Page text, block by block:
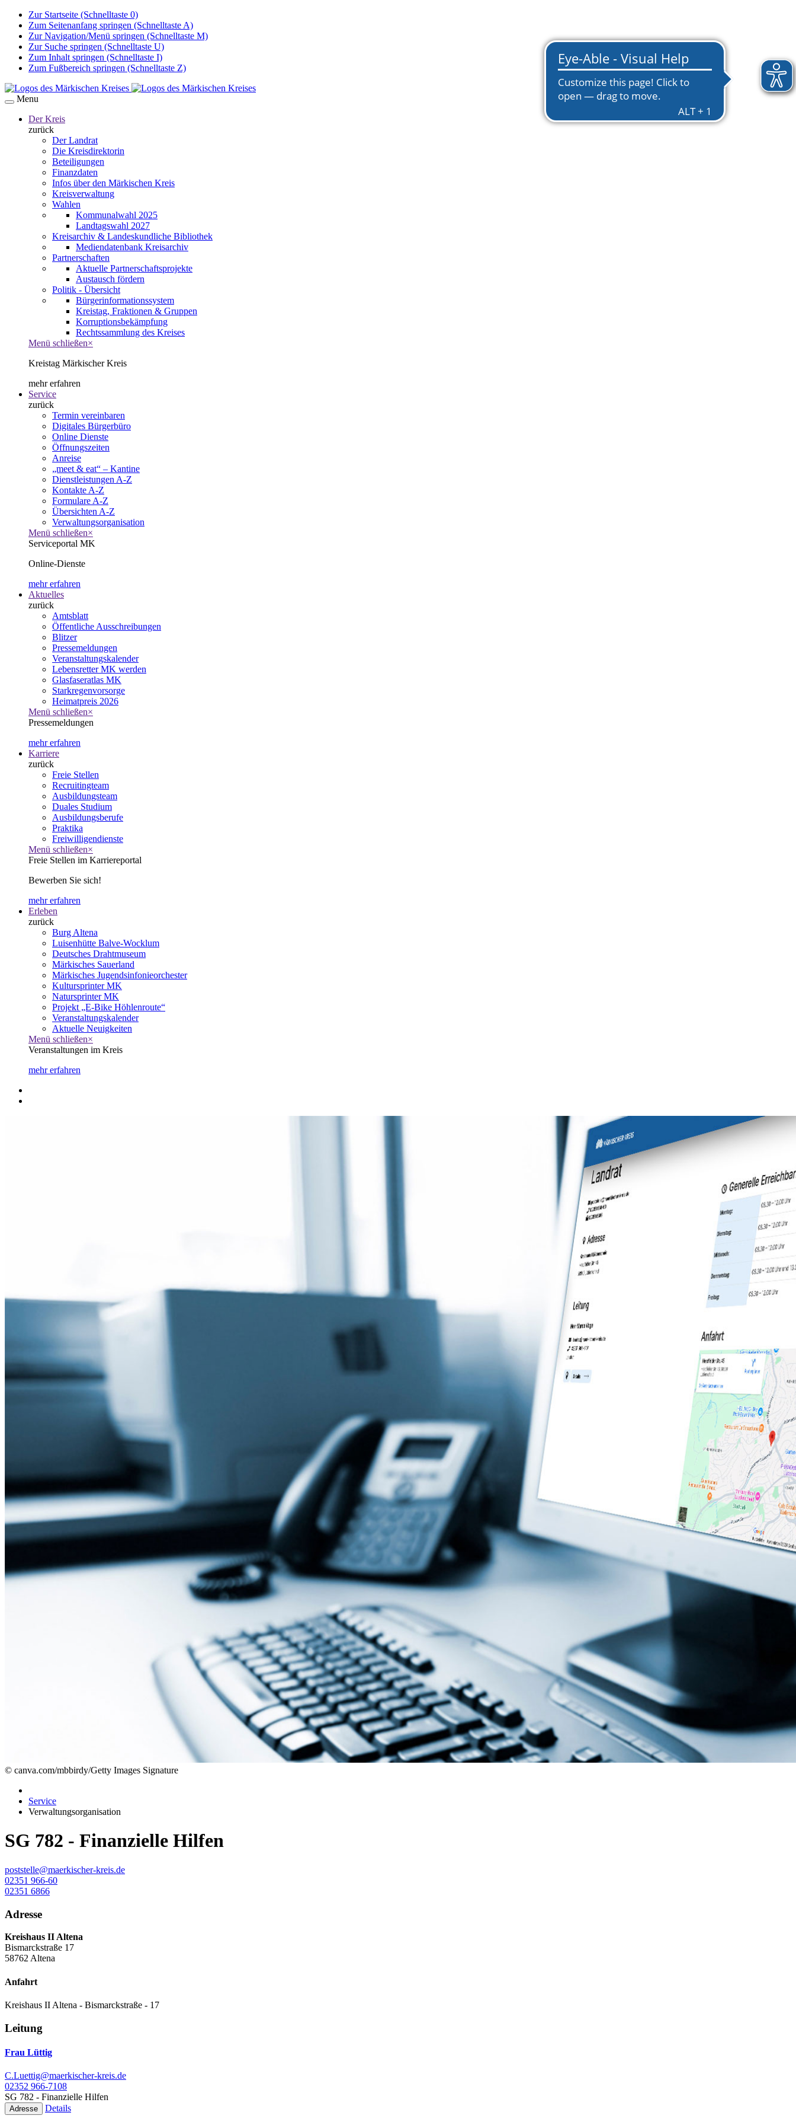
Zur Startseite (Schnelltaste 0)
Zum Seitenanfang springen (Schnelltaste A)
Zur Navigation/Menü springen (Schnelltaste M)
Zur Suche springen (Schnelltaste U)
Zum Inhalt springen (Schnelltaste I)
Zum Fußbereich springen (Schnelltaste Z)
Menu
Der Kreis
zurück
Der Landrat
Die Kreisdirektorin
Beteiligungen
Finanzdaten
Infos über den Märkischen Kreis
Kreisverwaltung
Wahlen
Kommunalwahl 2025
Landtagswahl 2027
Kreisarchiv & Landeskundliche Bibliothek
Mediendatenbank Kreisarchiv
Partnerschaften
Aktuelle Partnerschaftsprojekte
Austausch fördern
Politik - Übersicht
Bürgerinformationssystem
Kreistag, Fraktionen & Gruppen
Korruptionsbekämpfung
Rechtssammlung des Kreises
Menü schließen×
Kreistag Märkischer Kreis
mehr erfahren
Service
zurück
Termin vereinbaren
Digitales Bürgerbüro
Online Dienste
Öffnungszeiten
Anreise
„meet & eat“ – Kantine
Dienstleistungen A-Z
Kontakte A-Z
Formulare A-Z
Übersichten A-Z
Verwaltungsorganisation
Menü schließen×
Serviceportal MK
Online-Dienste
mehr erfahren
Aktuelles
zurück
Amtsblatt
Öffentliche Ausschreibungen
Blitzer
Pressemeldungen
Veranstaltungskalender
Lebensretter MK werden
Glasfaseratlas MK
Starkregenvorsorge
Heimatpreis 2026
Menü schließen×
Pressemeldungen
mehr erfahren
Karriere
zurück
Freie Stellen
Recruitingteam
Ausbildungsteam
Duales Studium
Ausbildungsberufe
Praktika
Freiwilligendienste
Menü schließen×
Freie Stellen im Karriereportal
Bewerben Sie sich!
mehr erfahren
Erleben
zurück
Burg Altena
Luisenhütte Balve-Wocklum
Deutsches Drahtmuseum
Märkisches Sauerland
Märkisches Jugendsinfonieorchester
Kultursprinter MK
Natursprinter MK
Projekt „E-Bike Höhlenroute“
Veranstaltungskalender
Aktuelle Neuigkeiten
Menü schließen×
Veranstaltungen im Kreis
mehr erfahren
© canva.com/mbbirdy/Getty Images Signature
Service
Verwaltungsorganisation
SG 782 - Finanzielle Hilfen
poststelle@maerkischer-kreis.de
02351 966-60
02351 6866
Adresse
Kreishaus II Altena
Bismarckstraße 17
58762 Altena
Anfahrt
Kreishaus II Altena - Bismarckstraße - 17
Leitung
Frau Lüttig
C.Luettig@maerkischer-kreis.de
02352 966-7108
SG 782 - Finanzielle Hilfen
Adresse Details